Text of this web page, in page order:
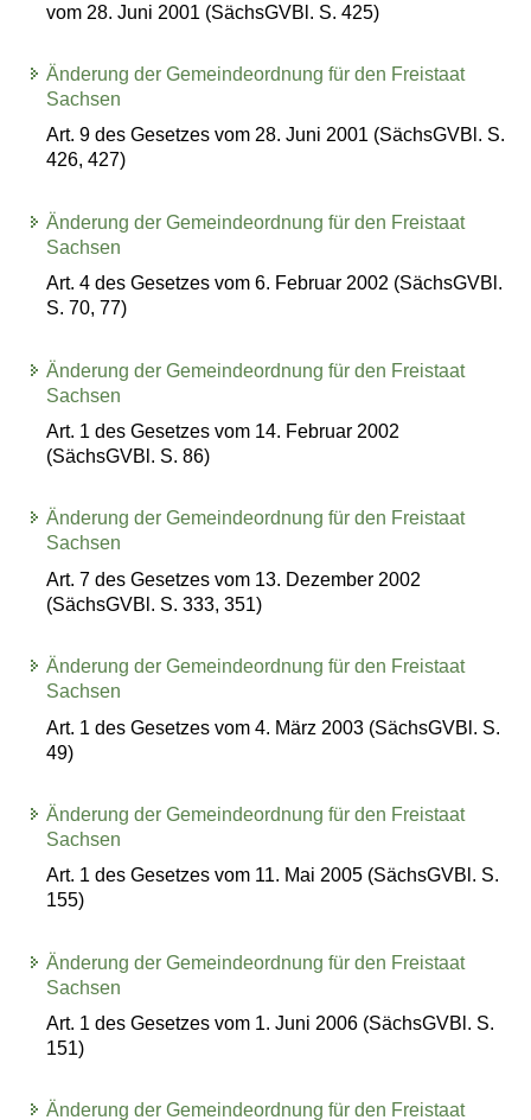
vom 28. Juni 2001 (SächsGVBl. S. 425)
Änderung der Gemeindeordnung für den Freistaat
Sachsen
Art. 9 des Gesetzes vom 28. Juni 2001 (SächsGVBl. S.
426, 427)
Änderung der Gemeindeordnung für den Freistaat
Sachsen
Art. 4 des Gesetzes vom 6. Februar 2002 (SächsGVBl.
S. 70, 77)
Änderung der Gemeindeordnung für den Freistaat
Sachsen
Art. 1 des Gesetzes vom 14. Februar 2002
(SächsGVBl. S. 86)
Änderung der Gemeindeordnung für den Freistaat
Sachsen
Art. 7 des Gesetzes vom 13. Dezember 2002
(SächsGVBl. S. 333, 351)
Änderung der Gemeindeordnung für den Freistaat
Sachsen
Art. 1 des Gesetzes vom 4. März 2003 (SächsGVBl. S.
49)
Änderung der Gemeindeordnung für den Freistaat
Sachsen
Art. 1 des Gesetzes vom 11. Mai 2005 (SächsGVBl. S.
155)
Änderung der Gemeindeordnung für den Freistaat
Sachsen
Art. 1 des Gesetzes vom 1. Juni 2006 (SächsGVBl. S.
151)
Änderung der Gemeindeordnung für den Freistaat